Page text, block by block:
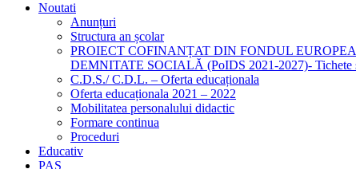
Noutati
Anunțuri
Structura an școlar
PROIECT COFINANȚAT DIN FONDUL
DEMNITATE SOCIALĂ (PoIDS 2021-2027)- Tichete
C.D.S./ C.D.L. – Oferta educaționala
Oferta educaționala 2021 – 2022
Mobilitatea personalului didactic
Formare continua
Proceduri
Educativ
PAS